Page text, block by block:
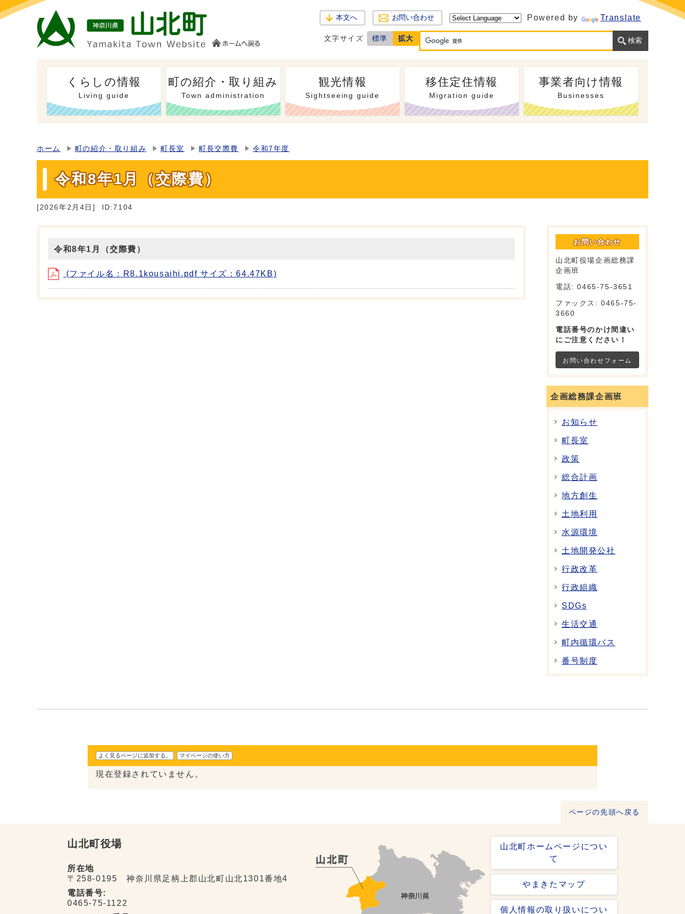
本文へ お問い合わせ Powered by Translate
文字サイズ 標準 拡大
くらしの情報
Living guide
町の紹介・取り組み
Town administration
観光情報
Sightseeing guide
移住定住情報
Migration guide
事業者向け情報
Businesses
ホーム 町の紹介・取り組み 町長室 町長交際費 令和7年度
令和8年1月（交際費）
[2026年2月4日] ID:7104
令和8年1月（交際費）
(ファイル名：R8.1kousaihi.pdf サイズ：64.47KB)
お問い合わせ
山北町役場企画総務課
企画班
電話: 0465-75-3651
ファックス: 0465-75-
3660
電話番号のかけ間違い
にご注意ください！
お問い合わせフォーム
企画総務課企画班
お知らせ
町長室
政策
総合計画
地方創生
土地利用
水源環境
土地開発公社
行政改革
行政組織
SDGs
生活交通
町内循環バス
番号制度
よく見るページに追加する。 マイページの使い方
現在登録されていません。
ページの先頭へ戻る
山北町役場
所在地
〒258-0195 神奈川県足柄上郡山北町山北1301番地4
電話番号:
0465-75-1122
山北町ホームページについ
て
やまきたマップ
個人情報の取り扱いについ